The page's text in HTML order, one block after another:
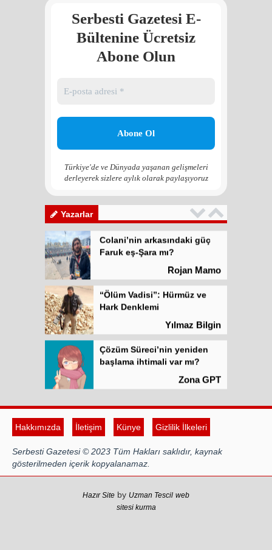
Serbesti Gazetesi E-
Bültenine Ücretsiz
Abone Olun
Türkiye'de ve Dünyada yaşanan gelişmeleri
derleyerek sizlere aylık olarak paylaşıyoruz
Yazarlar
Colani’nin arkasındaki güç
Faruk eş-Şara mı?
Hark Denklemi
Çözüm Süreci’nin yeniden
Kadına şiddet “Devlet” eliyle
meşrulaştırılıyor
Atilla Yüceak
Colani’nin arkasındaki güç
Faruk eş-Şara mı?
Rojan Mamo
“Ölüm Vadisi”: Hürmüz ve
Hark Denklemi
Yılmaz Bilgin
Çözüm Süreci’nin yeniden
başlama ihtimali var mı?
Zona GPT
Atilla Yüceak
Colani’nin arkasındaki güç
Faruk eş-Şara mı?
“Ölüm Vadisi”: Hürmüz ve
Hakkımızda İletişim Künye Gizlilik İlkeleri
Serbesti Gazetesi © 2023 Tüm Hakları saklıdır, kaynak
gösterilmeden içerik kopyalanamaz.
Hazır Site by Uzman Tescil web
sitesi kurma